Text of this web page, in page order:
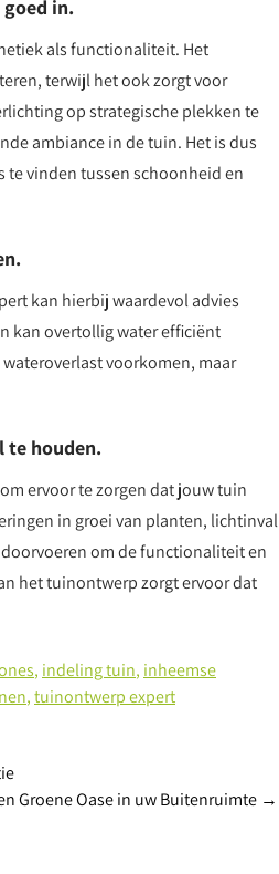
in.
als functionaliteit. Het
terwijl het ook zorgt voor
op strategische plekken te
ambiance in de tuin. Het is dus
vinden tussen schoonheid en
kan hierbij waardevol advies
kan overtollig water efficiënt
voorkomen, maar
te houden.
ervoor te zorgen dat jouw tuin
in groei van planten, lichtinval
om de functionaliteit en
het tuinontwerp zorgt ervoor dat
, indeling tuin, inheemse
,tuinontwerp expert
Groene Oase in uw Buitenruimte →